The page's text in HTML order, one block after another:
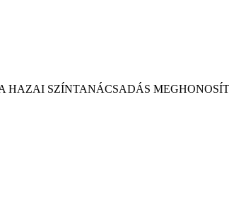
HAZAI SZÍNTANÁCSADÁS